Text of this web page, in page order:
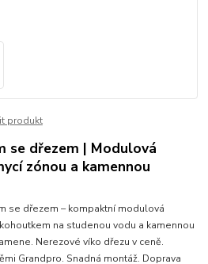
produkt
se dřezem | Modulová
zónou a kamennou
se dřezem – kompaktní modulová
na studenou vodu a kamennou
Nerezové víko dřezu v ceně.
Grandpro. Snadná montáž. Doprava